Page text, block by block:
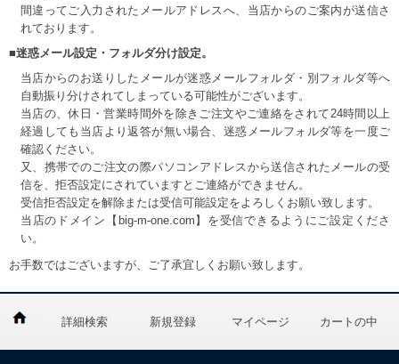
間違ってご入力されたメールアドレスへ、当店からのご案内が送信さ
れております。
■迷惑メール設定・フォルダ分け設定。
当店からのお送りしたメールが迷惑メールフォルダ・別フォルダ等へ
自動振り分けされてしまっている可能性がございます。
当店の、休日・営業時間外を除きご注文やご連絡をされて24時間以上
経過しても当店より返答が無い場合、迷惑メールフォルダ等を一度ご
確認ください。
又、携帯でのご注文の際パソコンアドレスから送信されたメールの受
信を、拒否設定にされていますとご連絡ができません。
受信拒否設定を解除または受信可能設定をよろしくお願い致します。
当店のドメイン【big-m-one.com】を受信できるようにご設定くださ
い。
お手数ではございますが、ご了承宜しくお願い致します。
詳細検索 新規登録 マイページ カートの中